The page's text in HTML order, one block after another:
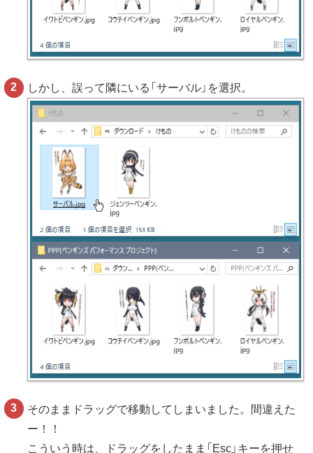
しかし、誤って隣にいる「サーバル」を選択。
そのままドラッグで移動してしまいました。間違えた
ー！！
こういう時は、ドラッグをしたまま「Esc」キーを押せ